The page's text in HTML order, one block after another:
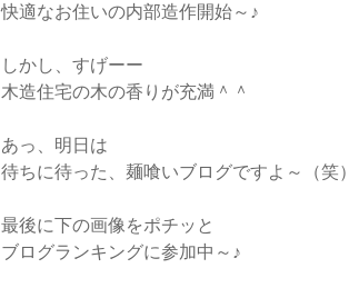
快適なお住いの内部造作開始～♪
しかし、すげーー
木造住宅の木の香りが充満＾＾
あっ、明日は
待ちに待った、麺喰いブログですよ～（笑）
最後に下の画像をポチッと
ブログランキングに参加中～♪